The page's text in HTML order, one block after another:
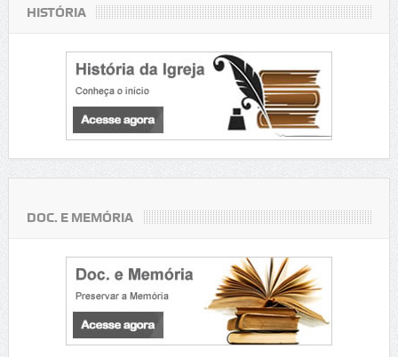
HISTÓRIA
DOC. E MEMÓRIA